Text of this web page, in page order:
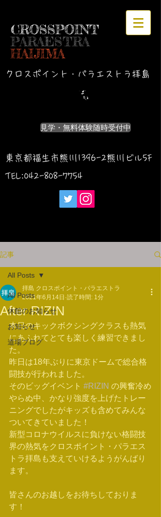
CROSSPOINT
PARAESTRA
HAIJIMA
クロスポイント・パラエストラ拝島
見学・無料体験随時受付中
東京都福生市熊川1396-2熊川ビル5F
TEL:042-808-7754
記事
All Posts
休館のお知らせ
お知らせ
道場ブログ
All Posts
After RIZIN
拝島 クロスポイント・パラエストラ
2021年6月14日 読了時間: 1分
本日のキックボクシングクラスも熱気
にあふれてとても楽しく練習できまし
た。
昨日は18年ぶりに東京ドームで総合格
闘技が行われました。
そのビッグイベント #RIZIN の興奮冷め
やらぬ中、かなり強度を上げたトレー
ニングでしたがキッズも含めてみんな
ついてきていました！
新型コロナウイルスに負けない格闘技
界の熱気をクロスポイント・パラエス
トラ拝島も支えていけるようがんばり
ます。
皆さんのお越しをお待ちしておりま
す！